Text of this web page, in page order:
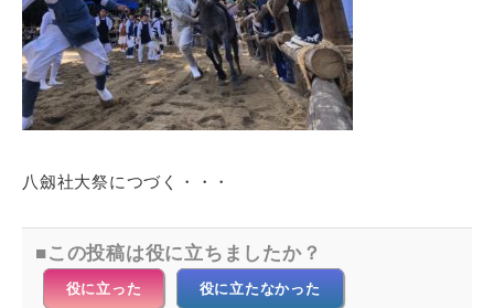
八劔社大祭につづく・・・
この投稿は役に立ちましたか？
役に立った 役に立たなかった